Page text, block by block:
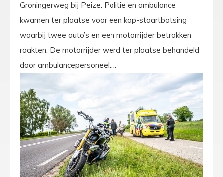
Groningerweg bij Peize. Politie en ambulance
kwamen ter plaatse voor een kop-staartbotsing
waarbij twee auto’s en een motorrijder betrokken
raakten. De motorrijder werd ter plaatse behandeld
door ambulancepersoneel….